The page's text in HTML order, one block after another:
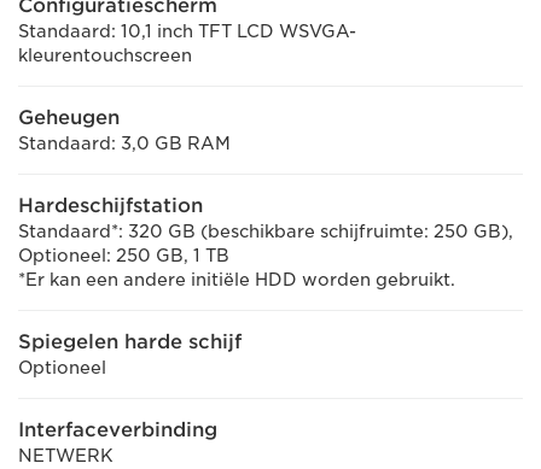
Configuratiescherm
Standaard: 10,1 inch TFT LCD WSVGA-
kleurentouchscreen
Geheugen
Standaard: 3,0 GB RAM
Hardeschijfstation
Standaard*: 320 GB (beschikbare schijfruimte: 250 GB),
Optioneel: 250 GB, 1 TB
*Er kan een andere initiële HDD worden gebruikt.
Spiegelen harde schijf
Optioneel
Interfaceverbinding
NETWERK